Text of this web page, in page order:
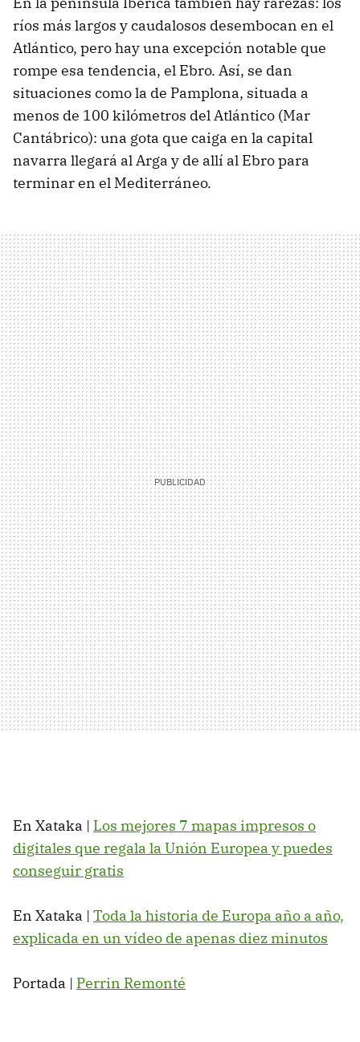
ríos más largos y caudalosos desembocan en el
Atlántico, pero hay una excepción notable que
rompe esa tendencia, el Ebro. Así, se dan
situaciones como la de Pamplona, situada a
menos de 100 kilómetros del Atlántico (Mar
Cantábrico): una gota que caiga en la capital
navarra llegará al Arga y de allí al Ebro para
terminar en el Mediterráneo.
En Xataka | Los mejores 7 mapas impresos o
digitales que regala la Unión Europea y puedes
conseguir gratis
En Xataka | Toda la historia de Europa año a año,
explicada en un vídeo de apenas diez minutos
Portada | Perrin Remonté